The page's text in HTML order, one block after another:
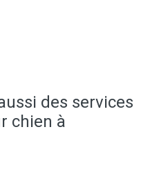
des services
chien à